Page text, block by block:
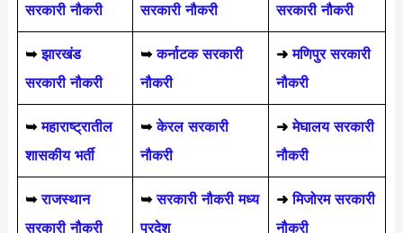
सरकारी नौकरी
सरकारी नौकरी
सरकारी नौकरी
➥ झारखंड
सरकारी नौकरी
➥ कर्नाटक सरकारी
नौकरी
➜ मणिपुर सरकारी
नौकरी
➥ महाराष्ट्रातील
शासकीय भर्ती
➥ केरल सरकारी
नौकरी
➜ मेघालय सरकारी
नौकरी
➥ राजस्थान
सरकारी नौकरी
➥सरकारी नौकरी मध्य
प्रदेश
➜मिजोरम सरकारी
नौकरी